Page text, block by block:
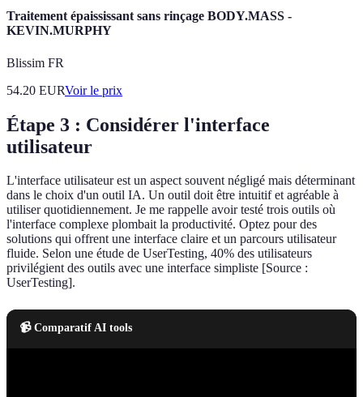
Traitement épaississant sans rinçage BODY.MASS -
KEVIN.MURPHY
Blissim FR
54.20 EURVoir le prix
Étape 3 : Considérer l'interface
utilisateur
L'interface utilisateur est un aspect souvent négligé mais déterminant
dans le choix d'un outil IA. Un outil doit être intuitif et agréable à
utiliser quotidiennement. Je me rappelle avoir testé trois outils où
l'interface complexe plombait la productivité. Optez pour des
solutions qui offrent une interface claire et un parcours utilisateur
fluide. Selon une étude de UserTesting, 40% des utilisateurs
privilégient des outils avec une interface simpliste [Source :
UserTesting].
📹 Comparatif AI tools